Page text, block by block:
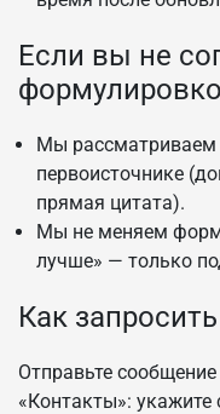
Если вы не
Мы рассматриваем
первоисточнике
прямая цитата).
Мы не меняем
лучше» — только
Как
Отправьте
«Контакты»: